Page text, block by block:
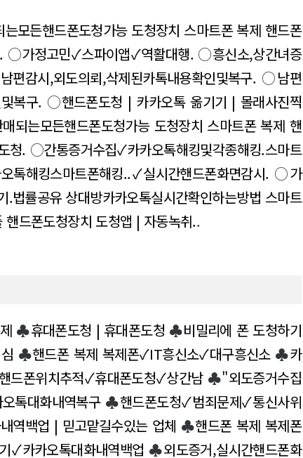
모든핸드폰도청가능 도청장치 스마트폰 복제 핸드폰
○가정고민✓스파이앱✓역활대행. ○흥신소,상간녀증
남편감시,외도의뢰,삭제된카톡내용확인및복구. ○남편
복구. ○핸드폰도청 | 카카오톡 옮기기 | 몰래사진찍
되는모든핸드폰도청가능 도청장치 스마트폰 복제 핸
청. ○간통증거수집✓카카오톡해킹및각종해킹.스마트
톡해킹스마트폰해킹..✓실시간핸드폰화면감시. ○가
.법률공유 상대방카카오톡실시간확인하는방법 스마트
핸드폰도청장치 도청앱 | 자동녹취..
♣휴대폰도청 | 휴대폰도청 ♣비밀리에 폰 도청하기
♣핸드폰 복제 복제폰✓IT흥신소✓대구흥신소♣카
드폰위치추적✓휴대폰도청✓상간남♣"외도증거수집
톡대화내역복구♣핸드폰도청✓범죄문제✓통신사위
역백업 | 믿고맡길수있는 업체 ♣핸드폰 복제 복제폰
✓카카오톡대화내역백업 ♣외도증거,실시간핸드폰화